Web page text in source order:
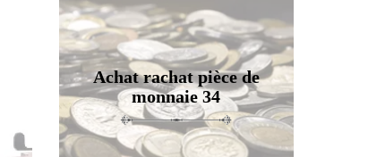
Achat rachat pièce de
monnaie 34